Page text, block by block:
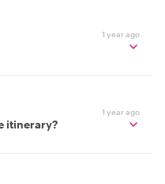
1 year ago
1 year ago
itinerary?